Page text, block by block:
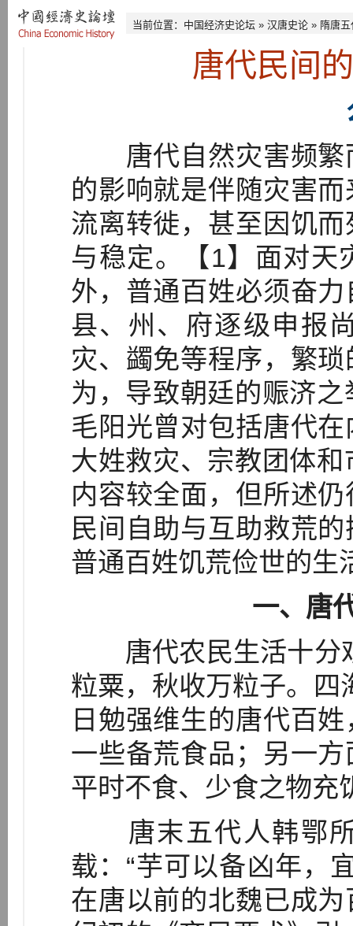
当前位置： 中国经济史论坛 » 汉唐史论 » 隋唐五
唐代民间
唐代自然灾害频繁
的影响就是伴随灾害
流离转徙，甚至因饥
与稳定。【1】面对天
外，普通百姓必须奋
县、州、府逐级申报
灾、蠲免等程序，繁
为，导致朝廷的赈济
毛阳光曾对包括唐代
大姓救灾、宗教团体
内容较全面，但所述
民间自助与互助救荒
普通百姓饥荒俭世的生
一、唐
唐代农民生活十分
粒粟，秋收万粒子。四
日勉强维生的唐代百
一些备荒食品；另一
平时不食、少食之物充
唐末五代人韩鄂所
载：“芋可以备凶年，
在唐以前的北魏已成